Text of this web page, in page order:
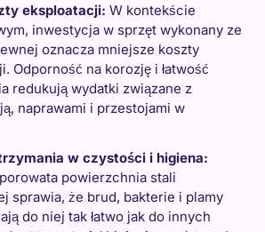
eksploatacji: W kontekście
inwestycja w sprzęt wykonany ze
oznacza mniejsze koszty
Odporność na korozję i łatwość
redukują wydatki związane z
naprawami i przestojami w
w czystości i higiena:
powierzchnia stali
sprawia, że brud, bakterie i plamy
do niej tak łatwo jak do innych